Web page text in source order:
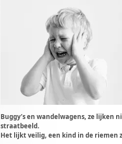
Buggy’s en wandelwagens, ze lijken
straatbeeld.
Het lijkt veilig, een kind in de riemen